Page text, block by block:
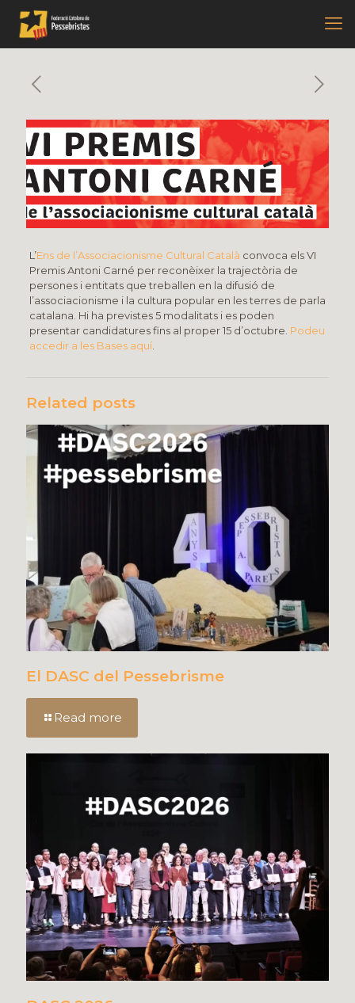
L’Ens de l’Associacionisme Cultural Català convoca els VI
Premis Antoni Carné per reconèixer la trajectòria de
persones i entitats que treballen en la difusió de
l’associacionisme i la cultura popular en les terres de parla
catalana. Hi ha previstes 5 modalitats i es poden
presentar candidatures fins al proper 15 d’octubre. Podeu
accedir a les Bases aquí.
Related posts
El DASC del Pessebrisme
Read more